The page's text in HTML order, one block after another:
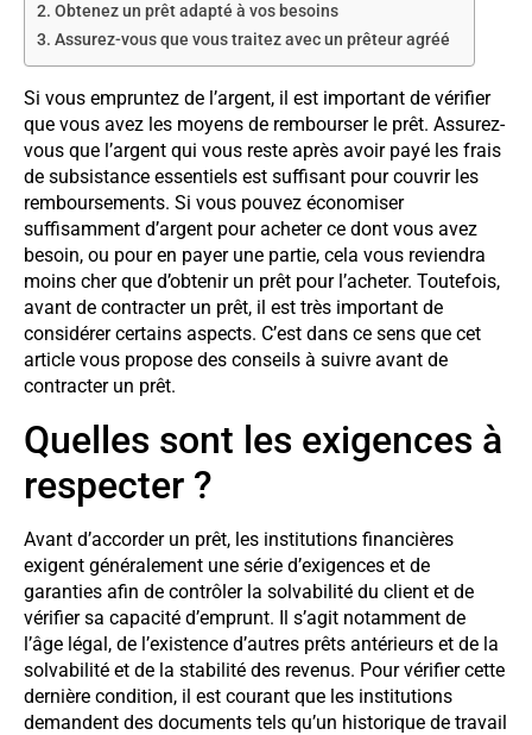
Obtenez un prêt adapté à vos besoins
Assurez-vous que vous traitez avec un prêteur agréé
Si vous empruntez de l’argent, il est important de vérifier
que vous avez les moyens de rembourser le prêt. Assurez-
vous que l’argent qui vous reste après avoir payé les frais
de subsistance essentiels est suffisant pour couvrir les
remboursements. Si vous pouvez économiser
suffisamment d’argent pour acheter ce dont vous avez
besoin, ou pour en payer une partie, cela vous reviendra
moins cher que d’obtenir un prêt pour l’acheter. Toutefois,
avant de contracter un prêt, il est très important de
considérer certains aspects. C’est dans ce sens que cet
article vous propose des conseils à suivre avant de
contracter un prêt.
Quelles sont les exigences à
respecter ?
Avant d’accorder un prêt, les institutions financières
exigent généralement une série d’exigences et de
garanties afin de contrôler la solvabilité du client et de
vérifier sa capacité d’emprunt. Il s’agit notamment de
l’âge légal, de l’existence d’autres prêts antérieurs et de la
solvabilité et de la stabilité des revenus. Pour vérifier cette
dernière condition, il est courant que les institutions
demandent des documents tels qu’un historique de travail